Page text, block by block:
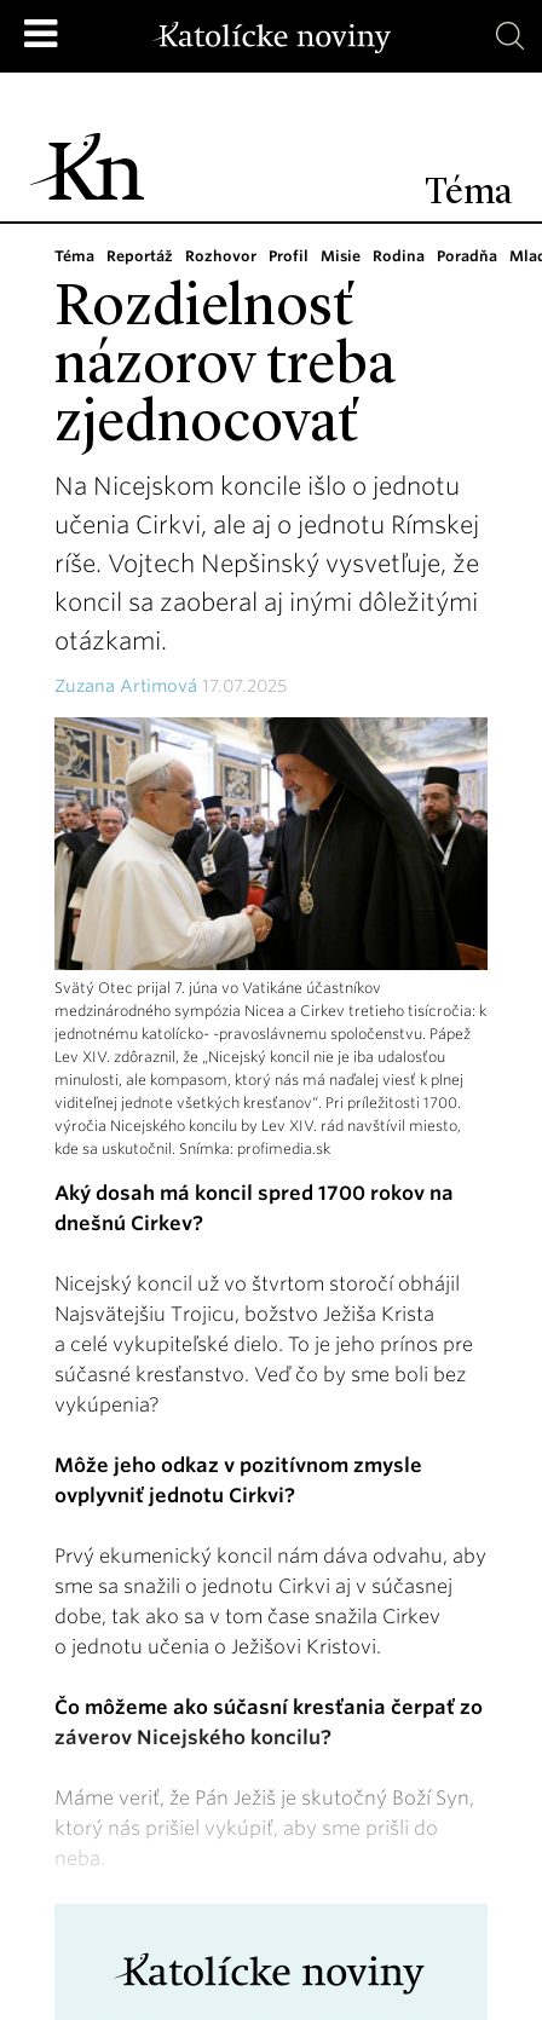
Téma
Téma Reportáž Rozhovor Profil Misie Rodina Poradňa
Rozdielnosť
názorov treba
zjednocovať
Na Nicejskom koncile išlo o jednotu
učenia Cirkvi, ale aj o jednotu Rímskej
ríše. Vojtech Nepšinský vysvetľuje, že
koncil sa zaoberal aj inými dôležitými
otázkami.
Zuzana Artimová 17.07.2025
Svätý Otec prijal 7. júna vo Vatikáne účastníkov
medzinárodného sympózia Nicea a Cirkev tretieho tisícročia: k
jednotnému katolícko- -pravoslávnemu spoločenstvu. Pápež
Lev XIV. zdôraznil, že „Nicejský koncil nie je iba udalosťou
minulosti, ale kompasom, ktorý nás má naďalej viesť k plnej
viditeľnej jednote všetkých kresťanov“. Pri príležitosti 1700.
výročia Nicejského koncilu by Lev XIV. rád navštívil miesto,
kde sa uskutočnil. Snímka: profimedia.sk
Aký dosah má koncil spred 1700 rokov na
dnešnú Cirkev?
Nicejský koncil už vo štvrtom storočí obhájil
Najsvätejšiu Trojicu, božstvo Ježiša Krista
a celé vykupiteľské dielo. To je jeho prínos pre
súčasné kresťanstvo. Veď čo by sme boli bez
vykúpenia?
Môže jeho odkaz v pozitívnom zmysle
ovplyvniť jednotu Cirkvi?
Prvý ekumenický koncil nám dáva odvahu, aby
sme sa snažili o jednotu Cirkvi aj v súčasnej
dobe, tak ako sa v tom čase snažila Cirkev
o jednotu učenia o Ježišovi Kristovi.
Čo môžeme ako súčasní kresťania čerpať zo
záverov Nicejského koncilu?
Máme veriť, že Pán Ježiš je skutočný Boží Syn,
ktorý nás prišiel vykúpiť, aby sme prišli do
neba.